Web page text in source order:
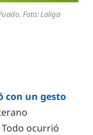
Foto: Laliga
con un gesto
Todo ocurrió